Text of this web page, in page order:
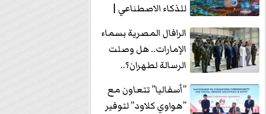
للذكاء الاصطناعي |
الرافال المصرية بسماء
الإمارات.. هل وصلت
الرسالة لطهران؟..
”ماعت جروب” تُجيب؟
|...
”أسفاليا” تتعاون مع
”هواوي كلاود” لتوفير